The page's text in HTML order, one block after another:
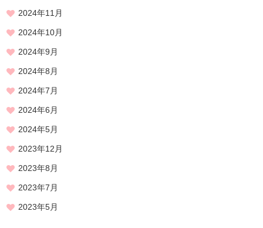
2024年11月
2024年10月
2024年9月
2024年8月
2024年7月
2024年6月
2024年5月
2023年12月
2023年8月
2023年7月
2023年5月